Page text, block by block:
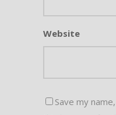
Website
Save my